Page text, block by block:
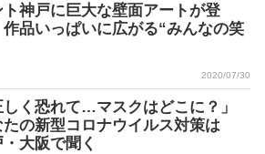
ト神戸に巨大な壁面アートが登
品いっぱいに広がる“みんなの笑
2020/07/30
しく恐れて…マスクはどこに？」
たの新型コロナウイルス対策は
大阪で聞く